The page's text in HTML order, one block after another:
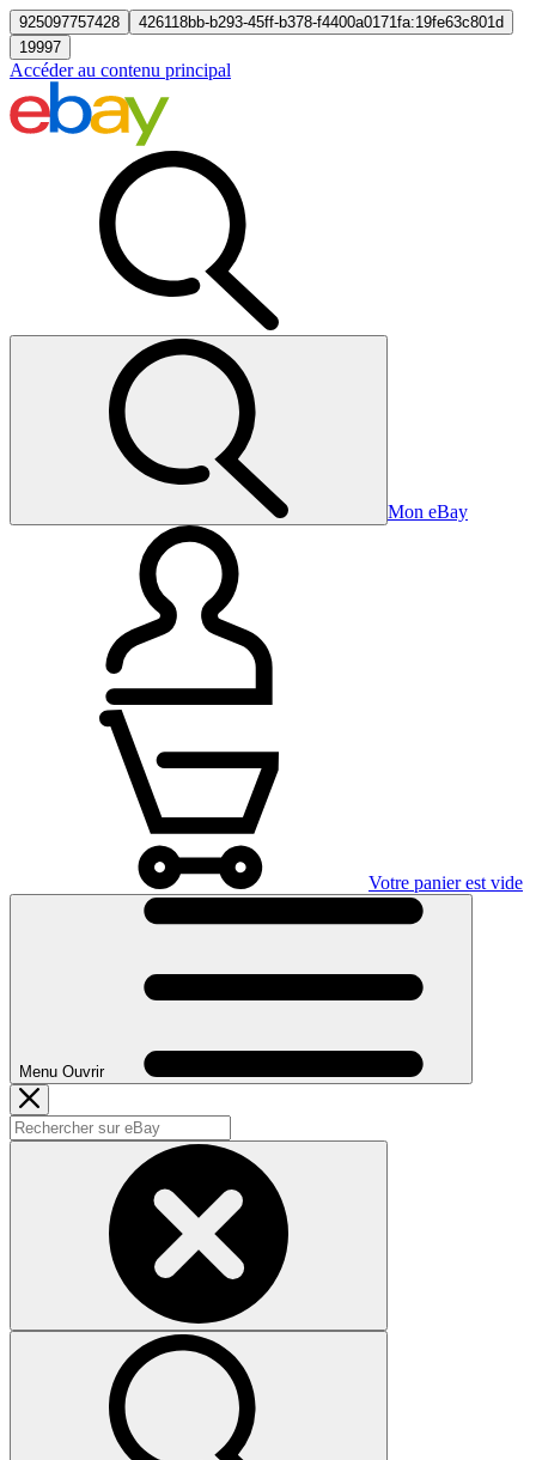
925097757428
426118bb-b293-45ff-b378-f4400a0171fa:19fe63c801d
19997
Accéder au contenu principal
Mon eBay
Votre panier est vide
Menu Ouvrir